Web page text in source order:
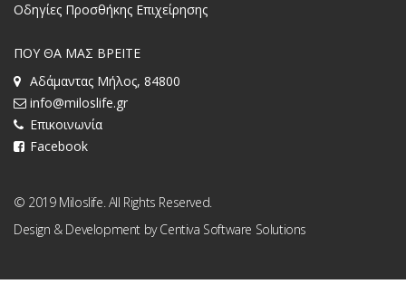
Οδηγίες Προσθήκης Επιχείρησης
ΠΟΥ ΘΑ ΜΑΣ ΒΡΕΙΤΕ
Αδάμαντας Μήλος, 84800
info@miloslife.gr
Επικοινωνία
Facebook
© 2019 Miloslife. All Rights Reserved.
Design & Development byCentiva Software Solutions